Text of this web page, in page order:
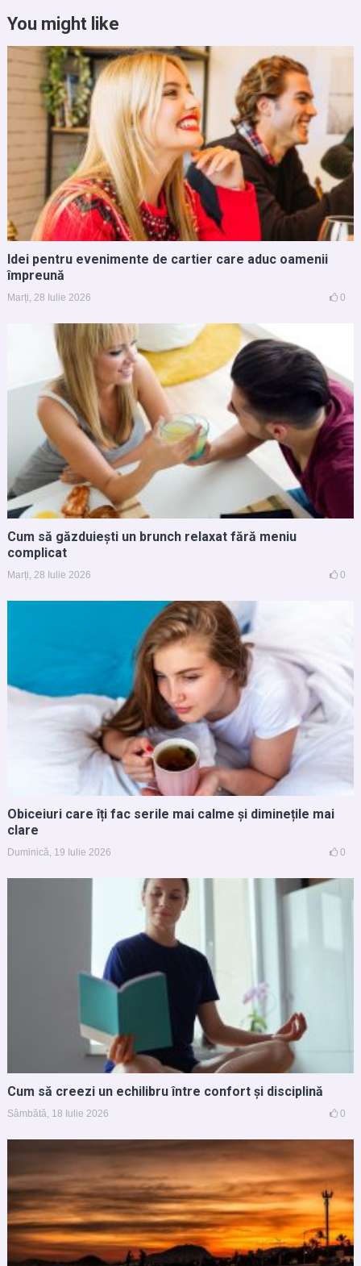
You might like
Idei pentru evenimente de cartier care aduc oamenii
împreună
Marți, 28 Iulie 2026 0
Cum să găzduiești un brunch relaxat fără meniu
complicat
Marți, 28 Iulie 2026 0
Obiceiuri care îți fac serile mai calme și diminețile mai
clare
Duminică, 19 Iulie 2026 0
Cum să creezi un echilibru între confort și disciplină
Sâmbătă, 18 Iulie 2026 0